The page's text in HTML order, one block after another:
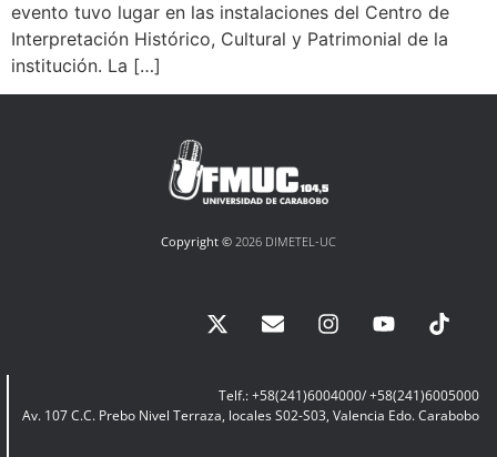
evento tuvo lugar en las instalaciones del Centro de
Interpretación Histórico, Cultural y Patrimonial de la
institución. ​La […]
Copyright © 2026 DIMETEL-UC
Telf.: +58(241)6004000/ +58(241)6005000
Av. 107 C.C. Prebo Nivel Terraza, locales S02-S03, Valencia Edo. Carabobo